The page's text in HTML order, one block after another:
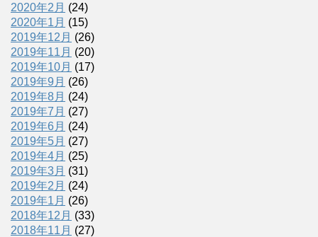
2020年2月 (24)
2020年1月 (15)
2019年12月 (26)
2019年11月 (20)
2019年10月 (17)
2019年9月 (26)
2019年8月 (24)
2019年7月 (27)
2019年6月 (24)
2019年5月 (27)
2019年4月 (25)
2019年3月 (31)
2019年2月 (24)
2019年1月 (26)
2018年12月 (33)
2018年11月 (27)